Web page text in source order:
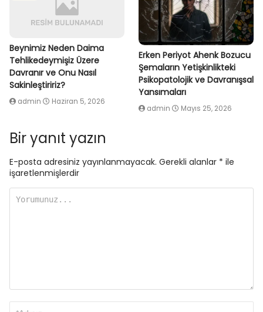
Beynimiz Neden Daima
Tehlikedeymişiz Üzere
Davranır ve Onu Nasıl
Sakinleştiririz?
admin Haziran 5, 2026
Erken Periyot Ahenk Bozucu
Şemaların Yetişkinlikteki
Psikopatolojik ve Davranışsal
Yansımaları
admin Mayıs 25, 2026
Bir yanıt yazın
E-posta adresiniz yayınlanmayacak. Gerekli alanlar * ile
işaretlenmişlerdir